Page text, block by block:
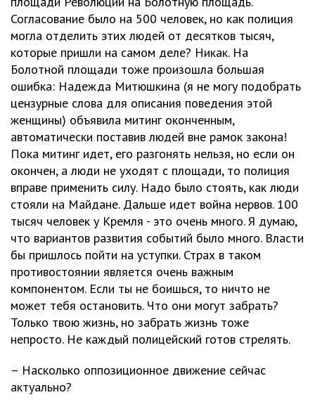
Согласование было на 500 человек, но как полиция
могла отделить этих людей от десятков тысяч,
которые пришли на самом деле? Никак. На
Болотной площади тоже произошла большая
ошибка: Надежда Митюшкина (я не могу подобрать
цензурные слова для описания поведения этой
женщины) объявила митинг оконченным,
автоматически поставив людей вне рамок закона!
Пока митинг идет, его разгонять нельзя, но если он
окончен, а люди не уходят с площади, то полиция
вправе применить силу. Надо было стоять, как люди
стояли на Майдане. Дальше идет война нервов. 100
тысяч человек у Кремля - это очень много. Я думаю,
что вариантов развития событий было много. Власти
бы пришлось пойти на уступки. Страх в таком
противостоянии является очень важным
компонентом. Если ты не боишься, то ничто не
может тебя остановить. Что они могут забрать?
Только твою жизнь, но забрать жизнь тоже
непросто. Не каждый полицейский готов стрелять.
– Насколько оппозиционное движение сейчас
актуально?